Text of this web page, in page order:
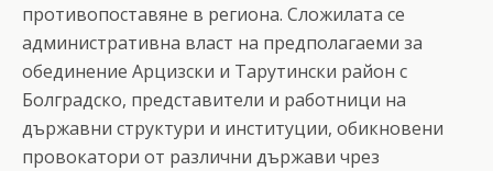
противопоставяне в региона. Сложилата се
административна власт на предполагаеми за
обединение Арцизски и Тарутински район с
Болградско, представители и работници на
държавни структури и институции, обикновени
провокатори от различни държави чрез